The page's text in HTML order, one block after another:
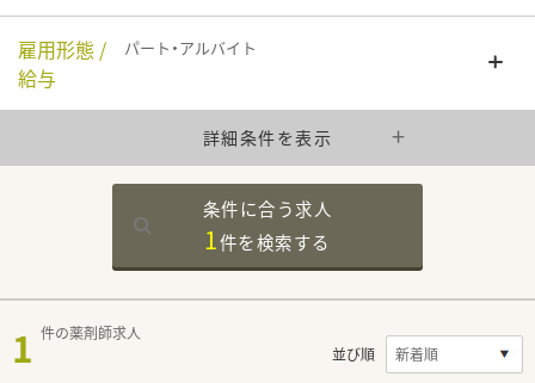
雇用形態 /
給与
パート・アルバイト
詳細条件を表示
条件に合う求人
1件を検索する
1 件の薬剤師求人
並び順